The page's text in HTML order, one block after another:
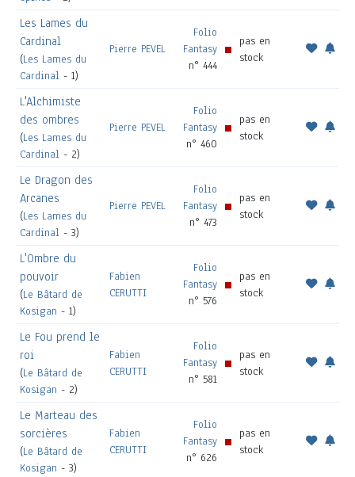
Les Lames du
Cardinal
(Les Lames du
Cardinal - 1)
Pierre PEVEL
Folio
Fantasy
n° 444
pas en
stock
L'Alchimiste
des ombres
(Les Lames du
Cardinal - 2)
Pierre PEVEL
Folio
Fantasy
n° 460
pas en
stock
Le Dragon des
Arcanes
(Les Lames du
Cardinal - 3)
Pierre PEVEL
Folio
Fantasy
n° 473
pas en
stock
L'Ombre du
pouvoir
(Le Bâtard de
Kosigan - 1)
Fabien
CERUTTI
Folio
Fantasy
n° 576
pas en
stock
Le Fou prend le
roi
(Le Bâtard de
Kosigan - 2)
Fabien
CERUTTI
Folio
Fantasy
n° 581
pas en
stock
Le Marteau des
sorcières
(Le Bâtard de
Kosigan - 3)
Fabien
CERUTTI
Folio
Fantasy
n° 626
pas en
stock